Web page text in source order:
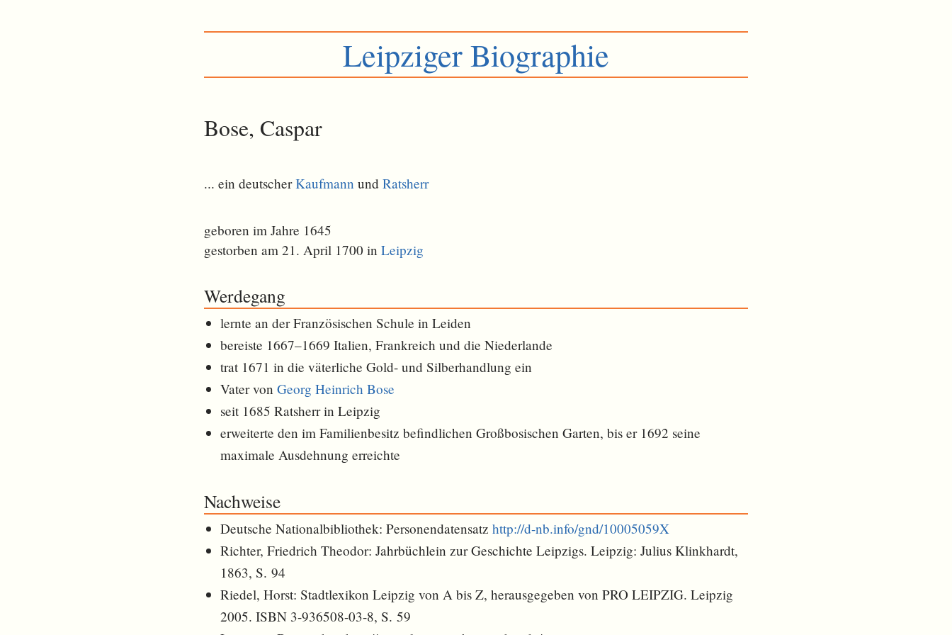
Leipziger Biographie
Bose, Caspar
... ein deutscherKaufmann und Ratsherr
geboren im Jahre 1645
gestorben am 21. April 1700 in Leipzig
Werdegang
lernte an der Französischen Schule in Leiden
bereiste 1667–1669 Italien, Frankreich und die Niederlande
trat 1671 in die väterliche Gold- und Silberhandlung ein
Vater vonGeorg Heinrich Bose
seit 1685 Ratsherr in Leipzig
erweiterte den im Familienbesitz befindlichen Großbosischen Garten, bis er 1692 seine
maximale Ausdehnung erreichte
Nachweise
Deutsche Nationalbibliothek: Personendatensatzhttp://d-nb.info/gnd/10005059X
Richter, Friedrich Theodor: Jahrbüchlein zur Geschichte Leipzigs. Leipzig: Julius Klinkhardt,
1863, S. 94
Riedel, Horst: Stadtlexikon Leipzig von A bis Z, herausgegeben von PRO LEIPZIG. Leipzig
2005. ISBN 3-936508-03-8, S. 59